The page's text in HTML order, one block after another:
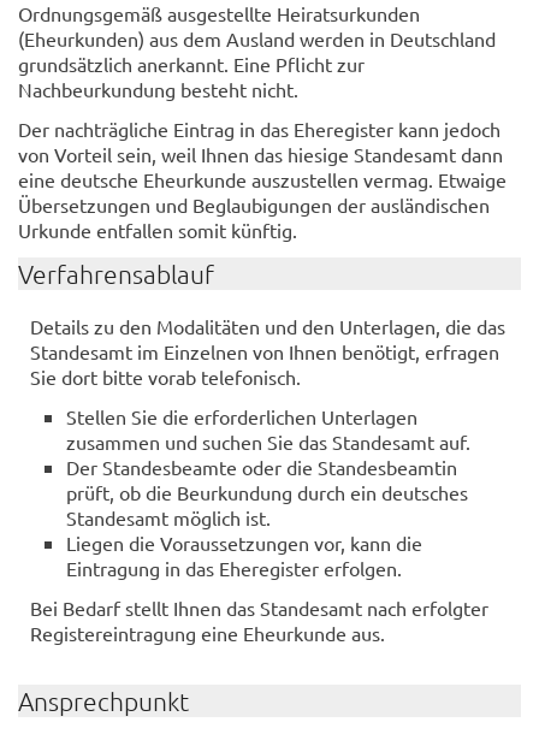
Ordnungsgemäß ausgestellte Heiratsurkunden
(Eheurkunden) aus dem Ausland werden in Deutschland
grundsätzlich anerkannt. Eine Pflicht zur
Nachbeurkundung besteht nicht.
Der nachträgliche Eintrag in das Eheregister kann jedoch
von Vorteil sein, weil Ihnen das hiesige Standesamt dann
eine deutsche Eheurkunde auszustellen vermag. Etwaige
Übersetzungen und Beglaubigungen der ausländischen
Urkunde entfallen somit künftig.
Verfahrensablauf
Details zu den Modalitäten und den Unterlagen, die das
Standesamt im Einzelnen von Ihnen benötigt, erfragen
Sie dort bitte vorab telefonisch.
Stellen Sie die erforderlichen Unterlagen
zusammen und suchen Sie das Standesamt auf.
Der Standesbeamte oder die Standesbeamtin
prüft, ob die Beurkundung durch ein deutsches
Standesamt möglich ist.
Liegen die Voraussetzungen vor, kann die
Eintragung in das Eheregister erfolgen.
Bei Bedarf stellt Ihnen das Standesamt nach erfolgter
Registereintragung eine Eheurkunde aus.
Ansprechpunkt